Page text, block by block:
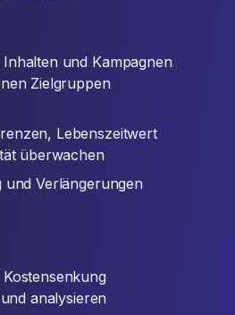
und Kampagnen
Zielgruppen
Lebenszeitwert
überwachen
und Verlängerungen
analysieren